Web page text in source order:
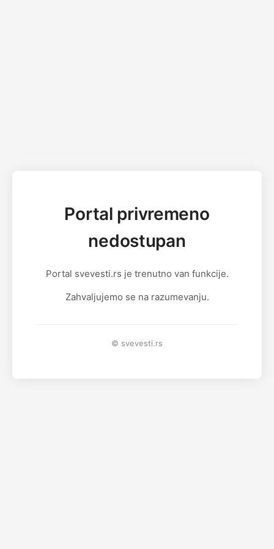
Portal privremeno
nedostupan
Portal svevesti.rs je trenutno van funkcije.
Zahvaljujemo se na razumevanju.
© svevesti.rs